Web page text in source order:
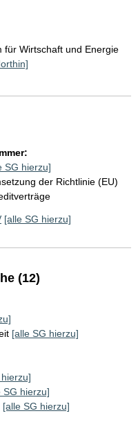
für Wirtschaft und Energie
SG hierzu]
der Richtlinie (EU)
[alle SG hierzu]
(12)
[alle SG hierzu]
SG hierzu]
[alle SG hierzu]